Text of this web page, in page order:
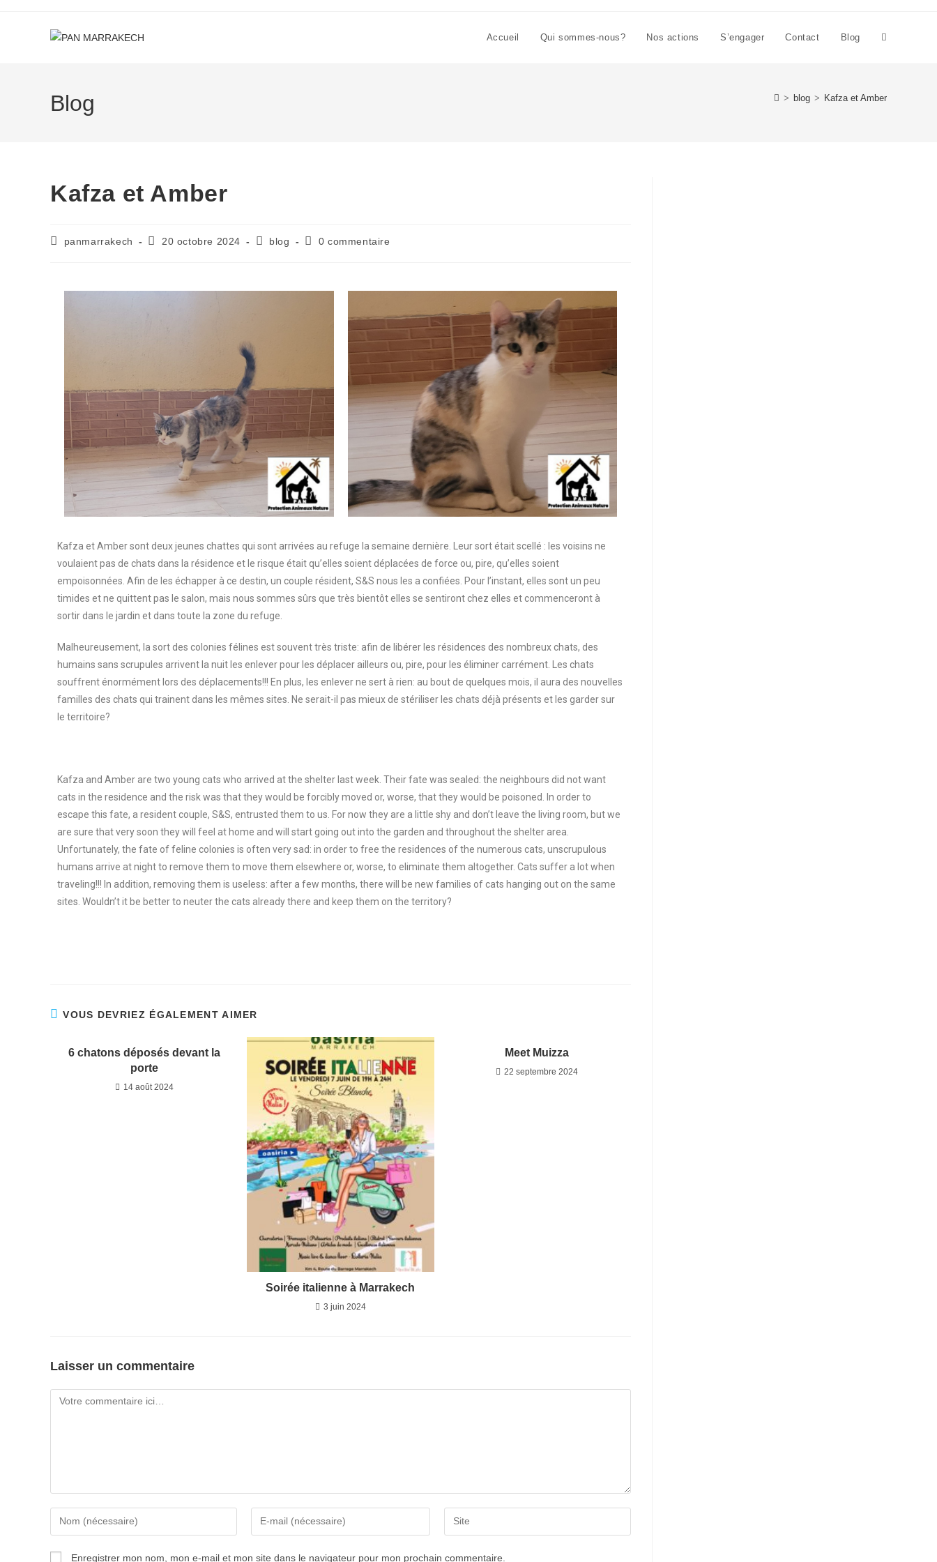
Accueil Qui sommes-nous? Nos actions S’engager Contact Blog
Blog > blog > Kafza et Amber
Kafza et Amber
panmarrakech 20 octobre 2024 blog 0 commentaire
Kafza et Amber sont deux jeunes chattes qui sont arrivées au refuge la semaine dernière. Leur sort était scellé : les voisins ne
voulaient pas de chats dans la résidence et le risque était qu’elles soient déplacées de force ou, pire, qu’elles soient
empoisonnées. Afin de les échapper à ce destin, un couple résident, S&S nous les a confiées. Pour l’instant, elles sont un peu
timides et ne quittent pas le salon, mais nous sommes sûrs que très bientôt elles se sentiront chez elles et commenceront à
sortir dans le jardin et dans toute la zone du refuge.
Malheureusement, la sort des colonies félines est souvent très triste: afin de libérer les résidences des nombreux chats, des
humains sans scrupules arrivent la nuit les enlever pour les déplacer ailleurs ou, pire, pour les éliminer carrément. Les chats
souffrent énormément lors des déplacements!!! En plus, les enlever ne sert à rien: au bout de quelques mois, il aura des nouvelles
familles des chats qui trainent dans les mêmes sites. Ne serait-il pas mieux de stériliser les chats déjà présents et les garder sur
le territoire?
Kafza and Amber are two young cats who arrived at the shelter last week. Their fate was sealed: the neighbours did not want
cats in the residence and the risk was that they would be forcibly moved or, worse, that they would be poisoned. In order to
escape this fate, a resident couple, S&S, entrusted them to us. For now they are a little shy and don’t leave the living room, but we
are sure that very soon they will feel at home and will start going out into the garden and throughout the shelter area.
Unfortunately, the fate of feline colonies is often very sad: in order to free the residences of the numerous cats, unscrupulous
humans arrive at night to remove them to move them elsewhere or, worse, to eliminate them altogether. Cats suffer a lot when
traveling!!! In addition, removing them is useless: after a few months, there will be new families of cats hanging out on the same
sites. Wouldn’t it be better to neuter the cats already there and keep them on the territory?
VOUS DEVRIEZ ÉGALEMENT AIMER
6 chatons déposés devant la
porte
14 août 2024
Soirée italienne à Marrakech
3 juin 2024
Meet Muizza
22 septembre 2024
Laisser un commentaire
Enregistrer mon nom, mon e-mail et mon site dans le navigateur pour mon prochain commentaire.